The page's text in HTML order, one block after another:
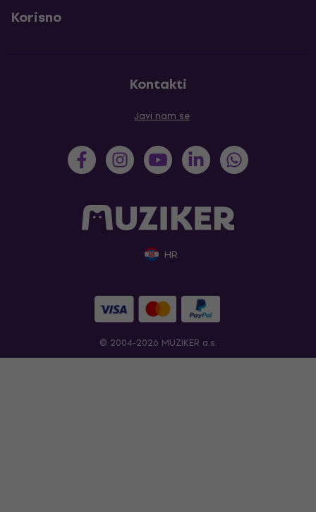
Korisno
Kontakti
Javi nam se
HR
© 2004-2026 MUZIKER a.s.